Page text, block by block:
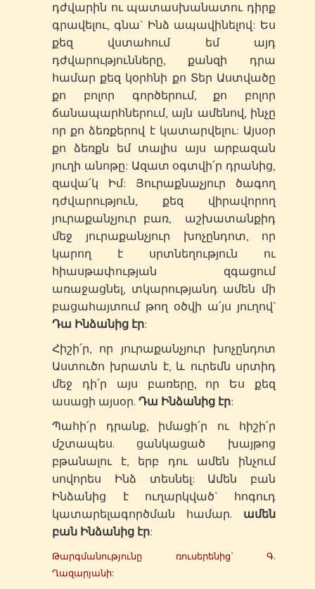
դժվարին ու պատասխանատու դիրք
գրավելու, գնա` Ինձ ապավինելով: Ես
քեզ վստահում եմ այդ
դժվարությունները, քանզի դրա
համար քեզ կօրհնի քո Տեր Աստվածը
քո բոլոր գործերում, քո բոլոր
ճանապարհներում, այն ամենով, ինչը
որ քո ձեռքերով է կատարվելու: Այսօր
քո ձեռքն եմ տալիս այս արբազան
յուղի անոթը: Ազատ օգտվի՛ր դրանից,
զավա՛կ Իմ: Յուրաքնաչյուր ծագող
դժվարություն, քեզ վիրավորող
յուրաքանչյուր բառ, աշխատանքիդ
մեջ յուրաքանչյուր խոչընդոտ, որ
կարող է սրտնեղություն ու
հիասթափության զգացում
առաջացնել, տկարությանդ ամեն մի
բացահայտում թող օծվի ա՛յս յուղով`
Դա Ինձանից էր:
Հիշի՛ր, որ յուրաքանչյուր խոչընդոտ
Աստուծո խրատն է, և ուրեմն սրտիդ
մեջ դի՛ր այս բառերը, որ Ես քեզ
ասացի այսօր. Դա Ինձանից էր:
Պահի՛ր դրանք, իմացի՛ր ու հիշի՛ր
մշտապես. ցանկացած խայթոց
բթանալու է, երբ դու ամեն ինչում
սովորես Ինձ տեսնել: Ամեն բան
Ինձանից է ուղարկված` հոգուդ
կատարելագործման համար. ամեն
բան Ինձանից էր:
Թարգմանությունը ռուսերենից` Գ.
Ղազարյանի: